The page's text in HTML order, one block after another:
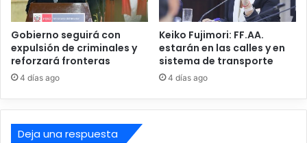
o
,
a
u
n
q
a
ó
p
e
z
A
i
a
Gobierno seguirá con
expulsión de criminales y
reforzará fronteras
4 días ago
Keiko Fujimori: FF.AA.
estarán en las calles y en
sistema de transporte
4 días ago
Deja una respuesta